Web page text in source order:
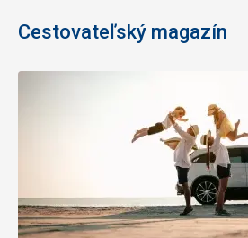
Cestovateľský magazín